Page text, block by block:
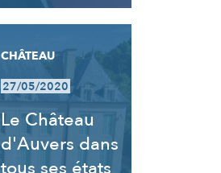
CHÂTEAU
27/05/2020
Le Château
d'Auvers dans
tous ses états